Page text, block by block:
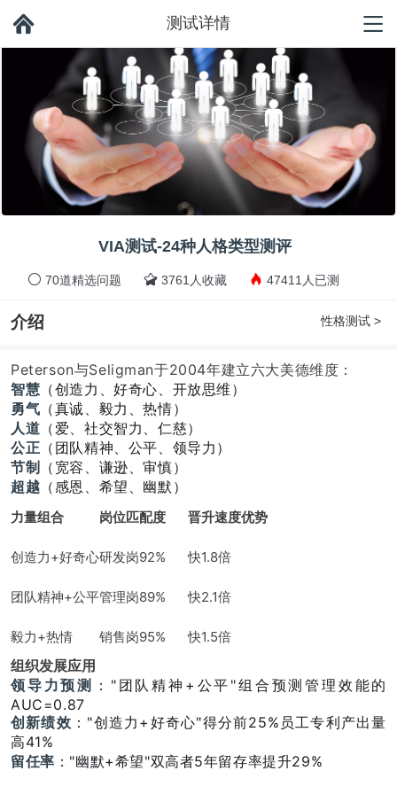
测试详情
VIA测试-24种人格类型测评
70道精选问题 3761人收藏 47411人已测
介绍 性格测试 >
Peterson与Seligman于2004年建立六大美德维度：
智慧 （创造力、好奇心、开放思维）
勇气 （真诚、毅力、热情）
人道 （爱、社交智力、仁慈）
公正 （团队精神、公平、领导力）
节制
（宽容、谦逊、审慎）
超越 （感恩、希望、幽默）
力量组合 岗位匹配度 晋升速度优势
创造力+好奇心研发岗92% 快1.8倍
团队精神+公平管理岗89% 快2.1倍
毅力+热情 销售岗95% 快1.5倍
组织发展应用
领导力预测
："团队精神+公平"组合预测管理效能的
AUC=0.87
创新绩效 ："创造力+好奇心"得分前25%员工专利产出量
高41%
留任率 ："幽默+希望"双高者5年留存率提升29%